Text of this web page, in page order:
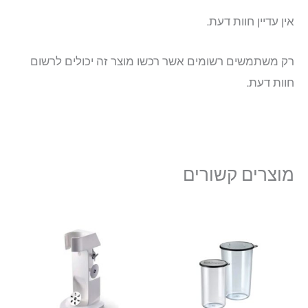
אין עדיין חוות דעת.
רק משתמשים רשומים אשר רכשו מוצר זה יכולים לרשום
חוות דעת.
מוצרים קשורים